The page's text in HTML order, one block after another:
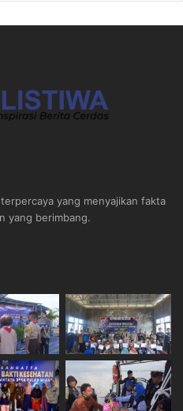
yang menyajikan fakta
yang berimbang.